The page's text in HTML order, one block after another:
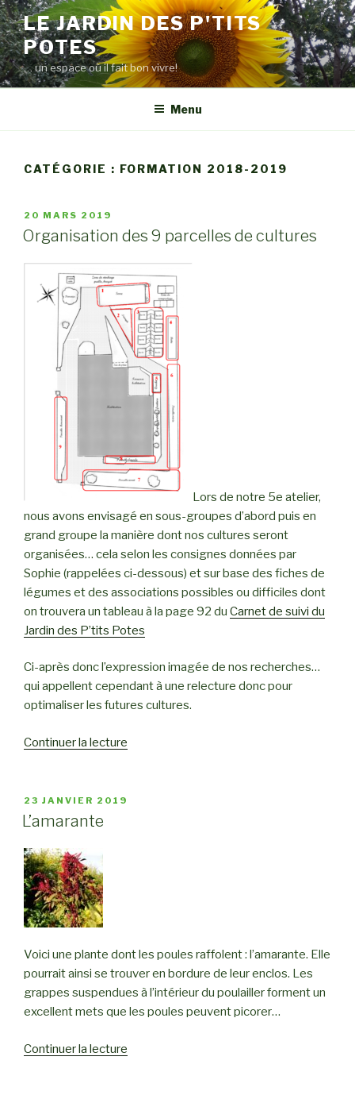
Aller
au
contenu
principal
LE JARDIN DES P'TITS
POTES
… un espace où il fait bon vivre!
Menu
CATÉGORIE : FORMATION 2018-2019
PUBLIÉ
LE
20 MARS 2019
Organisation des 9 parcelles de cultures
Lors de notre 5e atelier,
nous avons envisagé en sous-groupes d’abord puis en
grand groupe la manière dont nos cultures seront
organisées… cela selon les consignes données par
Sophie (rappelées ci-dessous) et sur base des fiches de
légumes et des associations possibles ou difficiles dont
on trouvera un tableau à la page 92 du Carnet de suivi du
Jardin des P’tits Potes
Ci-après donc l’expression imagée de nos recherches…
qui appellent cependant à une relecture donc pour
optimaliser les futures cultures.
Continuer la lecture
PUBLIÉ
LE
23 JANVIER 2019
L’amarante
Voici une plante dont les poules raffolent : l’amarante. Elle
pourrait ainsi se trouver en bordure de leur enclos. Les
grappes suspendues à l’intérieur du poulailler forment un
excellent mets que les poules peuvent picorer…
Continuer la lecture